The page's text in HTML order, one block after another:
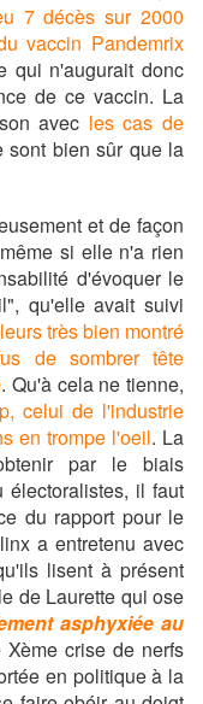
7 décès sur 2000
vaccin Pandemrix
qui n'augurait donc
de ce vaccin. La
avec les cas de
sont bien sûr que la
et de façon
si elle n'a rien
d'évoquer le
qu'elle avait suivi
très bien montré
de sombrer tête
. Qu'à cela ne tienne,
celui de l'industrie
en trompe l'oeil. La
par le biais
électoralistes, il faut
du rapport pour le
a entretenu avec
lisent à présent
de Laurette qui ose
asphyxiée au
crise de nerfs
en politique à la